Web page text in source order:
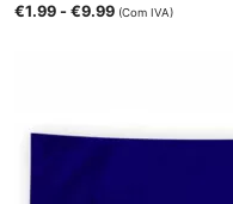
€1.99 -€9.99 (Com IVA)